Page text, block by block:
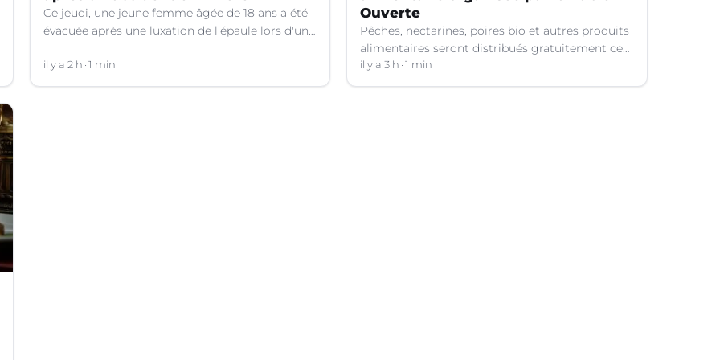
Ce jeudi, une jeune femme âgée de 18 ans a été
évacuée après une luxation de l'épaule lors d'un
Valborgne (Gard).
il y a 2 h 1 min
Ouverte
Pêches, nectarines, poires bio et autres produits
alimentaires seront distribués gratuitement ce
vendredi 7 août par les bénévoles de la Table
Ouverte à Nîmes (Gard).
il y a 3 h 1 min